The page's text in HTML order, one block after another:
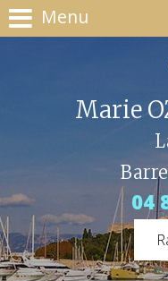
Menu
Marie
04